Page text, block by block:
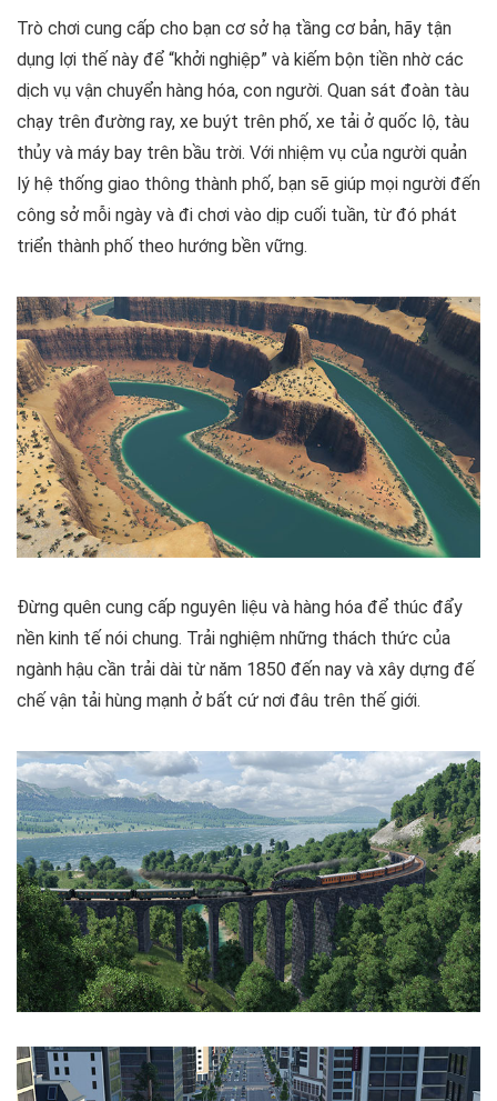
Trò chơi cung cấp cho bạn cơ sở hạ tầng cơ bản, hãy tận
dụng lợi thế này để “khởi nghiệp” và kiếm bộn tiền nhờ các
dịch vụ vận chuyển hàng hóa, con người. Quan sát đoàn tàu
chạy trên đường ray, xe buýt trên phố, xe tải ở quốc lộ, tàu
thủy và máy bay trên bầu trời. Với nhiệm vụ của người quản
lý hệ thống giao thông thành phố, bạn sẽ giúp mọi người đến
công sở mỗi ngày và đi chơi vào dịp cuối tuần, từ đó phát
triển thành phố theo hướng bền vững.
Đừng quên cung cấp nguyên liệu và hàng hóa để thúc đẩy
nền kinh tế nói chung. Trải nghiệm những thách thức của
ngành hậu cần trải dài từ năm 1850 đến nay và xây dựng đế
chế vận tải hùng mạnh ở bất cứ nơi đâu trên thế giới.